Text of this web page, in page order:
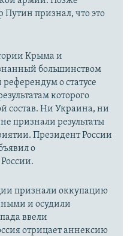
признал, что это
Крыма и
большинством
о статусе
которого
состав. Ни Украина, ни
признали результаты
Президент России
о
признали оккупацию
и осудили
ввели
отрицает аннексию